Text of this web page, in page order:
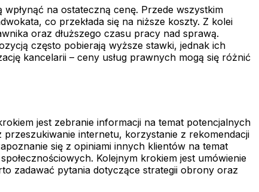
na ostateczną cenę. Przede wszystkim
co przekłada się na niższe koszty. Z kolei
oraz dłuższego czasu pracy nad sprawą.
często pobierają wyższe stawki, jednak ich
kancelarii – ceny usług prawnych mogą się różnić
jest zebranie informacji na temat potencjalnych
internetu, korzystanie z rekomendacji
się z opiniami innych klientów na temat
Kolejnym krokiem jest umówienie
zadawać pytania dotyczące strategii obrony oraz